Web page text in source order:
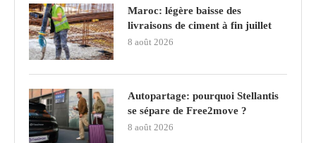
Maroc: légère baisse des
livraisons de ciment à fin juillet
8 août 2026
Autopartage: pourquoi Stellantis
se sépare de Free2move ?
8 août 2026